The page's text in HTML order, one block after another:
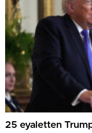
25 eyaletten